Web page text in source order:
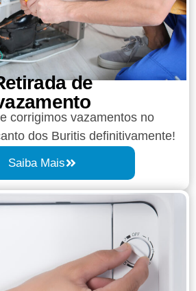
de
corrigimos vazamentos no
dos Buritis definitivamente!
Saiba Mais